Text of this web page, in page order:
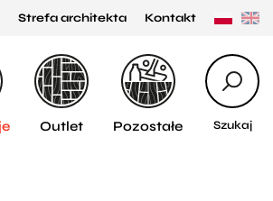
Strefa architekta Kontakt
Szukaj
Outlet Pozostałe